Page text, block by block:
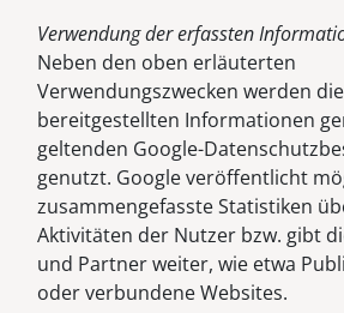
Verwendung der erfassten
Neben den oben erläuterten
Verwendungszwecken werden
bereitgestellten Informationen
geltenden Google-
genutzt. Google veröffentlicht
zusammengefasste Statistiken
Aktivitäten der Nutzer bzw. gibt
und Partner weiter, wie etwa
oder verbundene Websites.